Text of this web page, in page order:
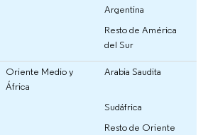
Argentina
Resto de América
del Sur
Oriente Medio y
África
Arabia Saudita
Sudáfrica
Resto de Oriente